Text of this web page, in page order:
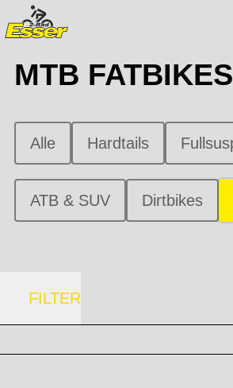
MTB FATBIKES
Alle Hardtails
ATB & SUV Dirtbikes
FILTER